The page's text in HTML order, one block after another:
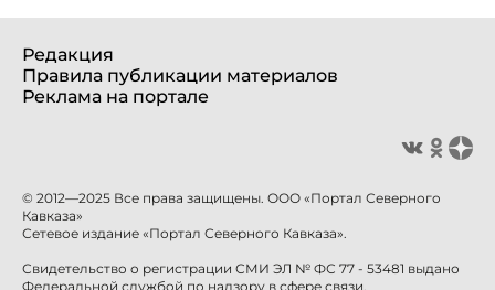
Редакция
Правила публикации материалов
Реклама на портале
© 2012—2025 Все права защищены. ООО «Портал Северного
Кавказа»
Сетевое издание «Портал Северного Кавказа».
Свидетельство о регистрации СМИ ЭЛ № ФС 77 - 53481 выдано
Федеральной службой по надзору в сфере связи,